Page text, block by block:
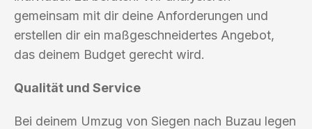
gemeinsam mit dir deine Anforderungen und
erstellen dir ein maßgeschneidertes Angebot,
das deinem Budget gerecht wird.
Qualität und Service
Bei deinem Umzug von Siegen nach Buzau legen